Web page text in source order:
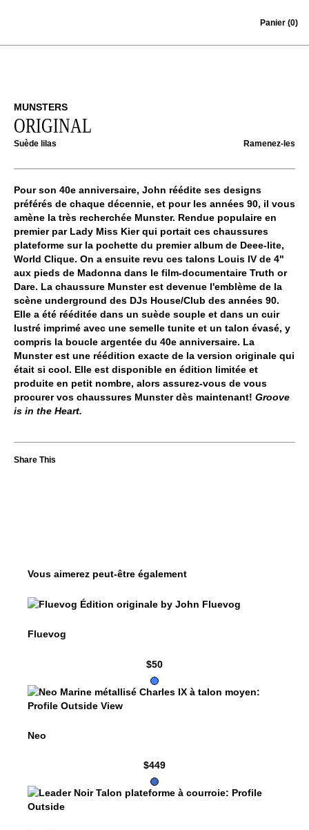
Panier (0)
MUNSTERS
ORIGINAL
Suède lilas Ramenez-les
Pour son 40e anniversaire, John réédite ses designs
préférés de chaque décennie, et pour les années 90, il vous
amène la très recherchée Munster. Rendue populaire en
premier par Lady Miss Kier qui portait ces chaussures
plateforme sur la pochette du premier album de Deee-lite,
World Clique. On a ensuite revu ces talons Louis IV de 4"
aux pieds de Madonna dans le film-documentaire Truth or
Dare. La chaussure Munster est devenue l'emblème de la
scène underground des DJs House/Club des années 90.
Elle a été rééditée dans un suède souple et dans un cuir
lustré imprimé avec une semelle tunite et un talon évasé, y
compris la boucle argentée du 40e anniversaire. La
Munster est une réédition exacte de la version originale qui
était si cool. Elle est disponible en édition limitée et
produite en petit nombre, alors assurez-vous de vous
procurer vos chaussures Munster dès maintenant! Groove
is in the Heart.
Vous aimerez peut-être également
Fluevog
$50
Neo
$449